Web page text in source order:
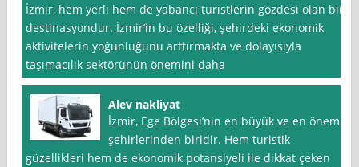
İzmir, hem yerli hem de yabancı turistlerin gözdesi olan bir
destinasyondur. İzmir’in bu özelliği, şehirdeki ekonomik
aktivitelerin yoğunluğunu arttırmakta ve dolayısıyla
taşımacılık sektörünün önemini daha
Alev nakliyat
İzmir, Ege Bölgesi’nin en büyük ve en önemli
şehirlerinden biridir. Hem turistik
güzellikleri hem de ekonomik potansiyeli ile dikkat çeken